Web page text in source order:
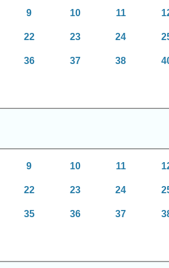
9 10 11
22 23 24
36 37 38
9 10 11
22 23 24
35 36 37